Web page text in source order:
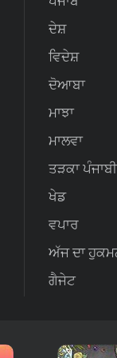
ਦੇਸ਼
ਵਿਦੇਸ਼
ਦੋਆਬਾ
ਮਾਝਾ
ਮਾਲਵਾ
ਤੜਕਾ ਪੰਜਾਬੀ
ਖੇਡ
ਵਪਾਰ
ਅੱਜ ਦਾ
ਗੈਜੇਟ